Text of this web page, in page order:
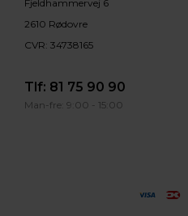
Fjeldhammervej 6
2610 Rødovre
CVR: 34738165
Tlf: 81 75 90 90
Man-fre: 9:00 - 15:00